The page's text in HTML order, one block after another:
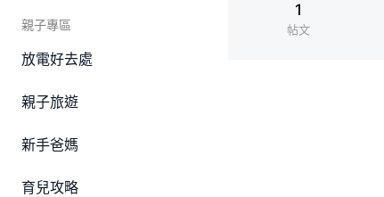
親子專區
放電好去處
親子旅遊
新手爸媽
育兒攻略
1
帖文